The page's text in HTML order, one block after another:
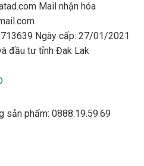
Mail nhận hóa
Ngày cấp: 27/01/2021
đầu tư tỉnh Đak Lak
sản phẩm: 0888.19.59.69